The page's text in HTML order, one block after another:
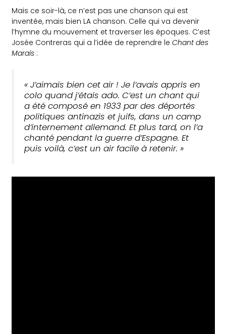
Mais ce soir-là, ce n’est pas une chanson qui est
inventée, mais bien LA chanson. Celle qui va devenir
l’hymne du mouvement et traverser les époques. C’est
Josée Contreras qui a l’idée de reprendre leChant des
Marais :
« J’aimais bien cet air ! Je l’avais appris en
colo quand j’étais ado. C’est un chant qui
a été composé en 1933 par des déportés
politiques antinazis et juifs, dans un camp
d’internement allemand. Et plus tard, on l’a
chanté pendant la guerre d’Espagne. Et
puis voilà, c’est un air facile à retenir. »